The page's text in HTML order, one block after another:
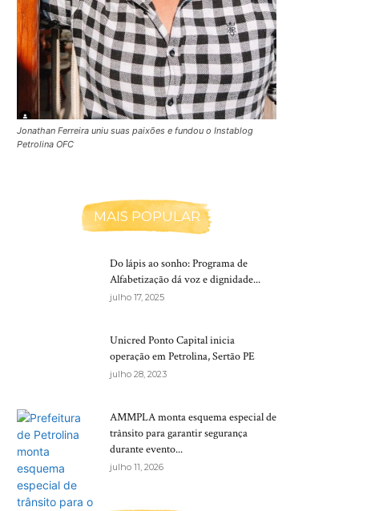
Jonathan Ferreira uniu suas paixões e fundou o Instablog
Petrolina OFC
MAIS POPULAR
Do lápis ao sonho: Programa de
Alfabetização dá voz e dignidade...
julho 17, 2025
Unicred Ponto Capital inicia
operação em Petrolina, Sertão PE
julho 28, 2023
AMMPLA monta esquema especial de
trânsito para garantir segurança
durante evento...
julho 11, 2026